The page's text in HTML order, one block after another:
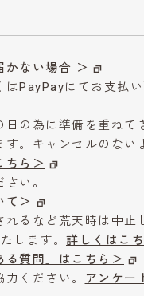
かない場合 ＞
PayPayにてお支払
の為に準備を重ねて
。キャンセルのない
ちら＞
い。
て＞
るなど荒天時は中止
します。 詳しくはこ
る質問」はこちら＞
ください。
アンケー